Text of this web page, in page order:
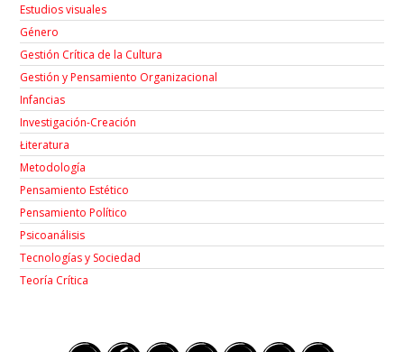
Estudios visuales
Género
Gestión Crítica de la Cultura
Gestión y Pensamiento Organizacional
Infancias
Investigación-Creación
Łiteratura
Metodología
Pensamiento Estético
Pensamiento Político
Psicoanálisis
Tecnologías y Sociedad
Teoría Crítica